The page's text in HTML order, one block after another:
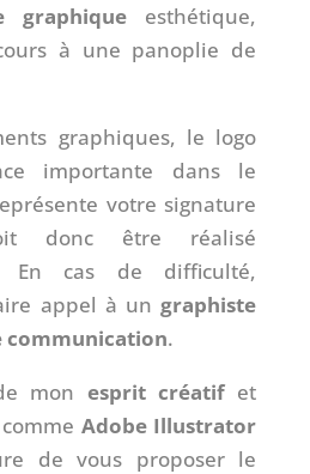
graphiqueesthétique,
à une panoplie de
graphiques, le logo
importante dans le
votre signature
donc être réalisé
En cas de difficulté,
appel à ungraphiste
communication.
mon esprit créatifet
Adobe Illustrator
de vous proposer le